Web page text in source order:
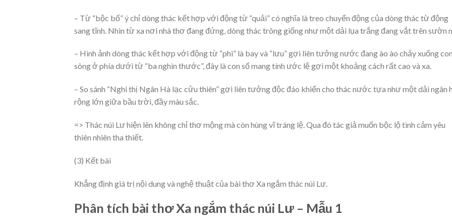
– Từ “bộc bố” ý chỉ dòng thác kết hợp với động từ “quải” có nghĩa là treo chuyển động của dòng thác từ động
sang tĩnh. Nhìn từ xa nơi nhà thơ đang đứng, dòng thác trông giống như một dải lụa trắng đang vắt trên sườn
– Hình ảnh dòng thác kết hợp với động từ “phi” là bay và “lưu” gợi liên tưởng nước đang ào ào chảy xuống
sông ở phía dưới từ “ba nghìn thước”, đây là con số mang tính ước lệ gợi một khoảng cách rất cao và xa.
– So sánh “Nghi thị Ngân Hà lạc cửu thiên” gợi liên tưởng độc đáo khiến cho thác nước tựa như một dải ngân
rộng lớn giữa bầu trời, đầy màu sắc.
=> Thác núi Lư hiện lên không chỉ thơ mộng mà còn hùng vĩ tráng lệ. Qua đó tác giả muốn bộc lộ tình cảm yêu
thiên nhiên tha thiết.
(3) Kết bài
Khẳng định giá trị nội dung và nghệ thuật của bài thơ Xa ngắm thác núi Lư.
Phân tích bài thơ Xa ngắm thác núi Lư – Mẫu 1